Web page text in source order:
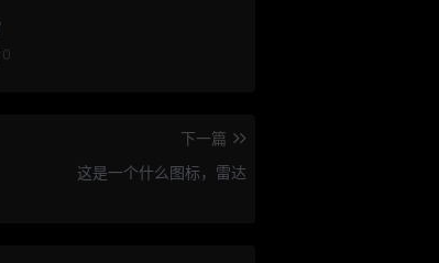
0
下一篇
这是一个什么图标，雷达